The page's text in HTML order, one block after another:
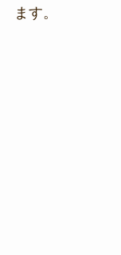
ます。